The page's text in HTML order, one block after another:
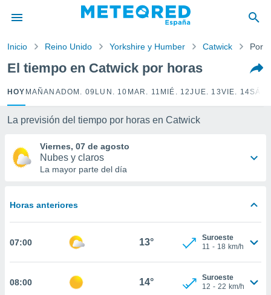
por
para
que se
calidad.
a este
y
digital
permite
seguir
Inicio Reino Unido Yorkshire y Humber Catwick Por
El tiempo en Catwick por horas
HOY MAÑANA DOM. 09 LUN. 10 MAR. 11 MIÉ. 12JUE. 13VIE. 14
La previsión del tiempo por horas en Catwick
Viernes, 07 de agosto
Nubes y claros
La mayor parte del día
Horas anteriores
07:00 13°
Suroeste
11 - 18 km/h
08:00 14°
Suroeste
12 - 22 km/h